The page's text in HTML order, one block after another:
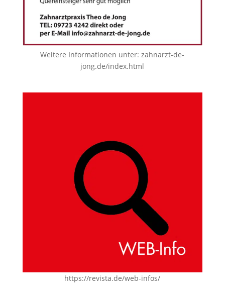
Weitere Informationen unter:zahnarzt-de-
jong.de/index.html
https://revista.de/web-infos/